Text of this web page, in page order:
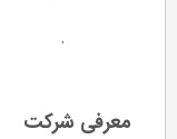
.
معرفی شرکت